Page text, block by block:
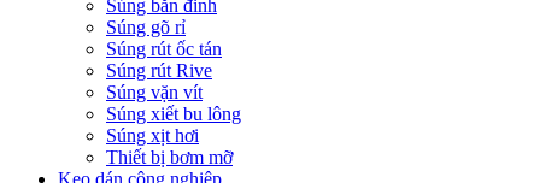
Súng bắn đinh
Súng gõ rỉ
Súng rút ốc tán
Súng rút Rive
Súng vặn vít
Súng xiết bu lông
Súng xịt hơi
Thiết bị bơm mỡ
Keo dán công nghiệp